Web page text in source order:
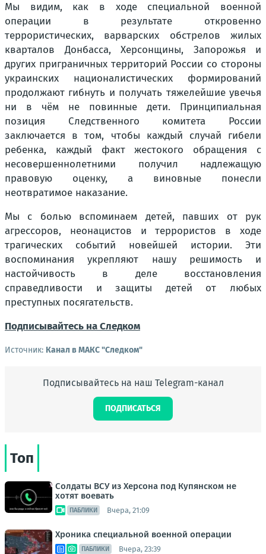
Мы видим, как в ходе специальной военной
операции в результате откровенно
террористических, варварских обстрелов жилых
кварталов Донбасса, Херсонщины, Запорожья и
других приграничных территорий России со стороны
украинских националистических формирований
продолжают гибнуть и получать тяжелейшие увечья
ни в чём не повинные дети. Принципиальная
позиция Следственного комитета России
заключается в том, чтобы каждый случай гибели
ребенка, каждый факт жестокого обращения с
несовершеннолетними получил надлежащую
правовую оценку, а виновные понесли
неотвратимое наказание.
Мы с болью вспоминаем детей, павших от рук
агрессоров, неонацистов и террористов в ходе
трагических событий новейшей истории. Эти
воспоминания укрепляют нашу решимость и
настойчивость в деле восстановления
справедливости и защиты детей от любых
преступных посягательств.
Подписывайтесь на Следком
Источник: Канал в МАКС "Следком"
Подписывайтесь на наш Telegram-канал
ПОДПИСАТЬСЯ
Топ
Солдаты ВСУ из Херсона под Купянском не
хотят воевать
ПАБЛИКИ Вчера, 21:09
Хроника специальной военной операции
ПАБЛИКИ Вчера, 23:39